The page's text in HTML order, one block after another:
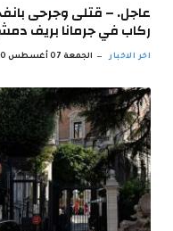
عاجل. – قتلى وجرحى
ركاب في جرمانا بريف
اخر الاخبار الجمعة 07 أغسطس 3:20 ص